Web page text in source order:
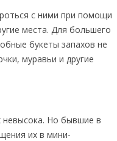
с ними при помощи
места. Для большего
букеты запахов не
муравьи и другие
Но бывшие в
их в мини-